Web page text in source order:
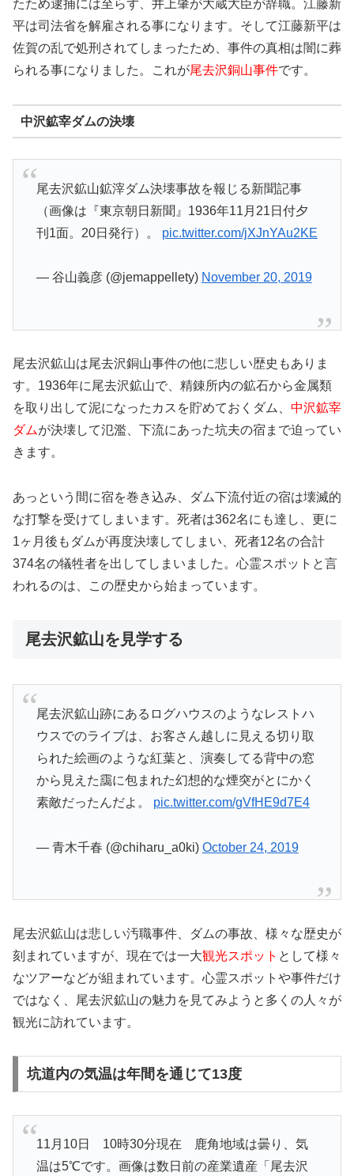
たため逮捕には至らず、井上肇が大蔵大臣が辞職。江藤新
平は司法省を解雇される事になります。そして江藤新平は
佐賀の乱で処刑されてしまったため、事件の真相は闇に葬
られる事になりました。これが尾去沢銅山事件です。
中沢鉱宰ダムの決壊
尾去沢鉱山鉱滓ダム決壊事故を報じる新聞記事
（画像は『東京朝日新聞』1936年11月21日付夕
刊1面。20日発行）。 pic.twitter.com/jXJnYAu2KE
— 谷山義彦 (@jemappellety) November 20, 2019
尾去沢鉱山は尾去沢銅山事件の他に悲しい歴史もありま
す。1936年に尾去沢鉱山で、精錬所内の鉱石から金属類
を取り出して泥になったカスを貯めておくダム、 中沢鉱宰
ダムが決壊して氾濫、下流にあった坑夫の宿まで迫ってい
きます。
あっという間に宿を巻き込み、ダム下流付近の宿は壊滅的
な打撃を受けてしまいます。死者は362名にも達し、更に
1ヶ月後もダムが再度決壊してしまい、死者12名の合計
374名の犠牲者を出してしまいました。心霊スポットと言
われるのは、この歴史から始まっています。
尾去沢鉱山を見学する
尾去沢鉱山跡にあるログハウスのようなレストハ
ウスでのライブは、お客さん越しに見える切り取
られた絵画のような紅葉と、演奏してる背中の窓
から見えた靄に包まれた幻想的な煙突がとにかく
素敵だったんだよ。 pic.twitter.com/gVfHE9d7E4
— 青木千春 (@chiharu_a0ki) October 24, 2019
尾去沢鉱山は悲しい汚職事件、ダムの事故、様々な歴史が
刻まれていますが、現在では一大観光スポット として様々
なツアーなどが組まれています。心霊スポットや事件だけ
ではなく、尾去沢鉱山の魅力を見てみようと多くの人々が
観光に訪れています。
坑道内の気温は年間を通じて13度
11月10日 10時30分現在 鹿角地域は曇り、気
温は5℃です。画像は数日前の産業遺産「尾去沢